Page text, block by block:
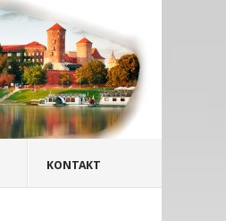
KONTAKT